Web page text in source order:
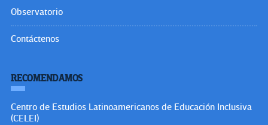
Observatorio
Contáctenos
RECOMENDAMOS
Centro de Estudios Latinoamericanos de Educación Inclusiva
(CELEI)